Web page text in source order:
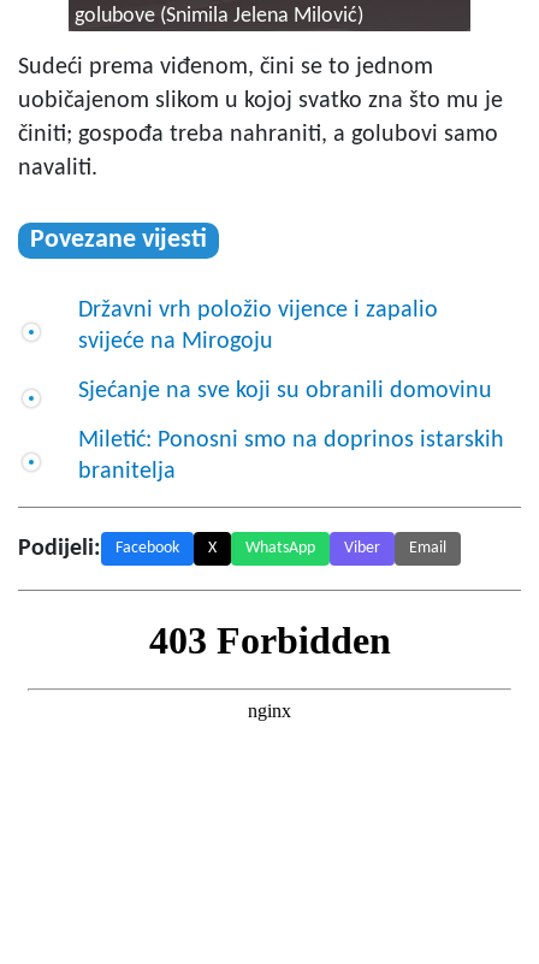
golubove (Snimila Jelena Milović)
Sudeći prema viđenom, čini se to jednom
uobičajenom slikom u kojoj svatko zna što mu je
činiti; gospođa treba nahraniti, a golubovi samo
navaliti.
Povezane vijesti
Državni vrh položio vijence i zapalio
svijeće na Mirogoju
Sjećanje na sve koji su obranili domovinu
Miletić: Ponosni smo na doprinos istarskih
branitelja
Podijeli: Facebook X WhatsApp Viber Email